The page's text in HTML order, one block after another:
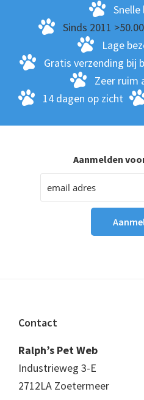
Snelle
Sinds 2011
Lage
Gratis verzending bij
Zeer ruim
14 dagen op zicht
Aanmelden
Footer
Contact
Ralph’s Pet Web
Industrieweg 3-E
2712LA Zoetermeer